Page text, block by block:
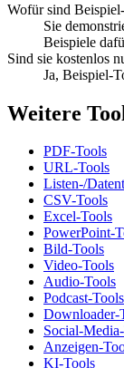
Wofür sind
Sie
Beispiele
Sind sie kostenlos
Ja, Beispiel-
Weitere
PDF-Tools
URL-Tools
Listen-/
CSV-Tools
Excel-Tools
PowerPoint-
Bild-Tools
Video-Tools
Audio-Tools
Podcast-Tools
Downloader-
Social-
Anzeigen-
KI-Tools